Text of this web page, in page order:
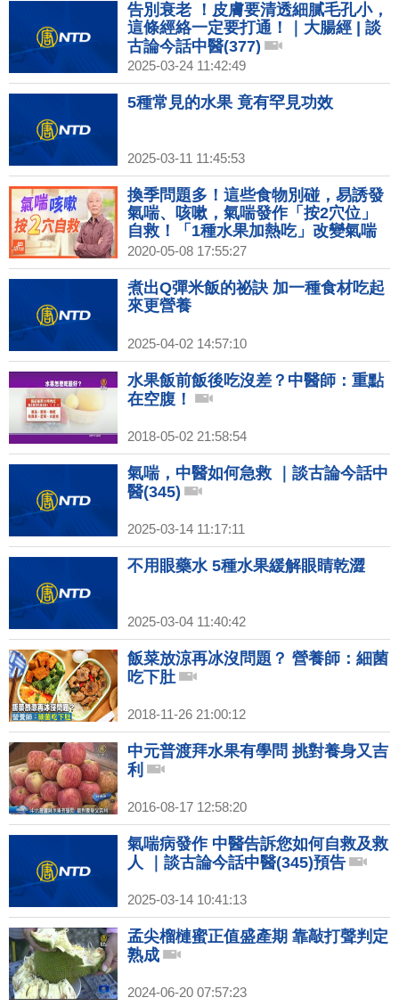
告別衰老 ！皮膚要清透細膩毛孔小，
這條經絡一定要打通！｜大腸經 | 談
古論今話中醫(377)
2025-03-24 11:42:49
5種常見的水果 竟有罕見功效
2025-03-11 11:45:53
換季問題多！這些食物別碰，易誘發
氣喘、咳嗽，氣喘發作「按2穴位」
自救！「1種水果加熱吃」改變氣喘
體質｜ 胡乃文開講Dr.HU_31
2020-05-08 17:55:27
煮出Q彈米飯的祕訣 加一種食材吃起
來更營養
2025-04-02 14:57:10
水果飯前飯後吃沒差？中醫師：重點
在空腹！
2018-05-02 21:58:54
氣喘，中醫如何急救 ｜談古論今話中
醫(345)
2025-03-14 11:17:11
不用眼藥水 5種水果緩解眼睛乾澀
2025-03-04 11:40:42
飯菜放涼再冰沒問題？ 營養師：細菌
吃下肚
2018-11-26 21:00:12
中元普渡拜水果有學問 挑對養身又吉
利
2016-08-17 12:58:20
氣喘病發作 中醫告訴您如何自救及救
人 ｜談古論今話中醫(345)預告
2025-03-14 10:41:13
孟尖榴槤蜜正值盛產期 靠敲打聲判定
熟成
2024-06-20 07:57:23